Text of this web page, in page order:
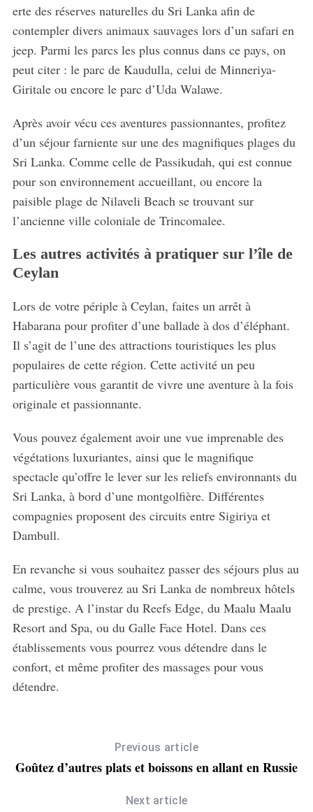
erte des réserves naturelles du Sri Lanka afin de
contempler divers animaux sauvages lors d’un safari en
jeep. Parmi les parcs les plus connus dans ce pays, on
peut citer : le parc de Kaudulla, celui de Minneriya-
Giritale ou encore le parc d’Uda Walawe.
Après avoir vécu ces aventures passionnantes, profitez
d’un séjour farniente sur une des magnifiques plages du
Sri Lanka. Comme celle de Passikudah, qui est connue
pour son environnement accueillant, ou encore la
paisible plage de Nilaveli Beach se trouvant sur
l’ancienne ville coloniale de Trincomalee.
Les autres activités à pratiquer sur l’île de
Ceylan
Lors de votre périple à Ceylan, faites un arrêt à
Habarana pour profiter d’une ballade à dos d’éléphant.
Il s’agit de l’une des attractions touristiques les plus
populaires de cette région. Cette activité un peu
particulière vous garantit de vivre une aventure à la fois
originale et passionnante.
Vous pouvez également avoir une vue imprenable des
végétations luxuriantes, ainsi que le magnifique
spectacle qu’offre le lever sur les reliefs environnants du
Sri Lanka, à bord d’une montgolfière. Différentes
compagnies proposent des circuits entre Sigiriya et
Dambull.
En revanche si vous souhaitez passer des séjours plus au
calme, vous trouverez au Sri Lanka de nombreux hôtels
de prestige. A l’instar du Reefs Edge, du Maalu Maalu
Resort and Spa, ou du Galle Face Hotel. Dans ces
établissements vous pourrez vous détendre dans le
confort, et même profiter des massages pour vous
détendre.
Previous article
Goûtez d’autres plats et boissons en allant en Russie
Next article